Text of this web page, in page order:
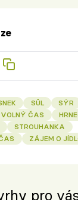
SŮL SÝR
VOLNÝ ČAS
STROUHANKA
ZÁJEM O
pro